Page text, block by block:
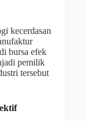
kecerdasan
bursa efek
pemilik
tersebut